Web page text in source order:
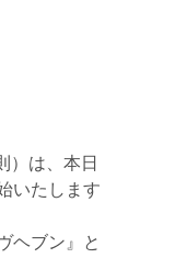
）は、本日
いたします
ヘブン』と